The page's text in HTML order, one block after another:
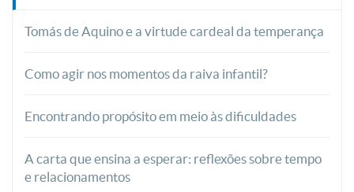
Tomás de Aquino e a virtude cardeal da temperança
Como agir nos momentos da raiva infantil?
Encontrando propósito em meio às dificuldades
A carta que ensina a esperar: reflexões sobre tempo
e relacionamentos